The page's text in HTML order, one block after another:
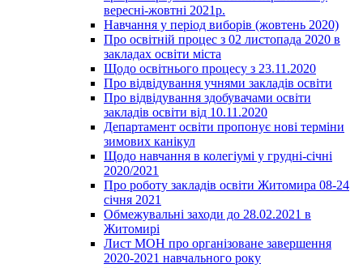
вересні-жовтні 2021р.
Навчання у період виборів (жовтень 2020)
Про освітній процес з 02 листопада 2020 в
закладах освіти міста
Щодо освітнього процесу з 23.11.2020
Про відвідування учнями закладів освіти
Про відвідування здобувачами освіти
закладів освіти від 10.11.2020
Департамент освіти пропонує нові терміни
зимових канікул
Щодо навчання в колегіумі у грудні-січні
2020/2021
Про роботу закладів освіти Житомира 08-24
січня 2021
Обмежувальні заходи до 28.02.2021 в
Житомирі
Лист МОН про організоване завершення
2020-2021 навчального року